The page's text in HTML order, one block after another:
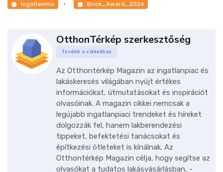
Ingatlanmix Brick_Award_2026
OtthonTérkép szerkesztőség
Tovább a cikkekhez
Az Otthontérkép Magazin az ingatlanpiac és
lakáskeresés világában nyújt értékes
információkat, útmutatásokat és inspirációt
olvasóinak. A magazin cikkei nemcsak a
legújabb ingatlanpiaci trendeket és híreket
dolgozzák fel, hanem lakberendezési
tippeket, befektetési tanácsokat és
építkezési ötleteket is kínálnak. Az
Otthontérkép Magazin célja, hogy segítse az
olvasókat a tudatos lakásvásárlásban, -